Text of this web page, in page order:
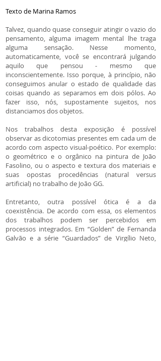
Texto de Marina Ramos
Talvez, quando quase conseguir atingir o vazio do
pensamento, alguma imagem mental lhe traga
alguma sensação. Nesse momento,
automaticamente, você se encontrará julgando
aquilo que pensou - mesmo que
inconscientemente. Isso porque, à princípio, não
conseguimos anular o estado de qualidade das
coisas quando as separamos em dois pólos. Ao
fazer isso, nós, supostamente sujeitos, nos
distanciamos dos objetos.
Nos trabalhos desta exposição é possível
observar as dicotomias presentes em cada um de
acordo com aspecto visual-poético. Por exemplo:
o geométrico e o orgânico na pintura de João
Fasolino, ou o aspecto e textura dos materiais e
suas opostas procedências (natural versus
artificial) no trabalho de João GG.
Entretanto, outra possível ótica é a da
coexistência. De acordo com essa, os elementos
dos trabalhos podem ser percebidos em
processos integrados. Em “Golden” de Fernanda
Galvão e a série “Guardados” de Virgílio Neto,